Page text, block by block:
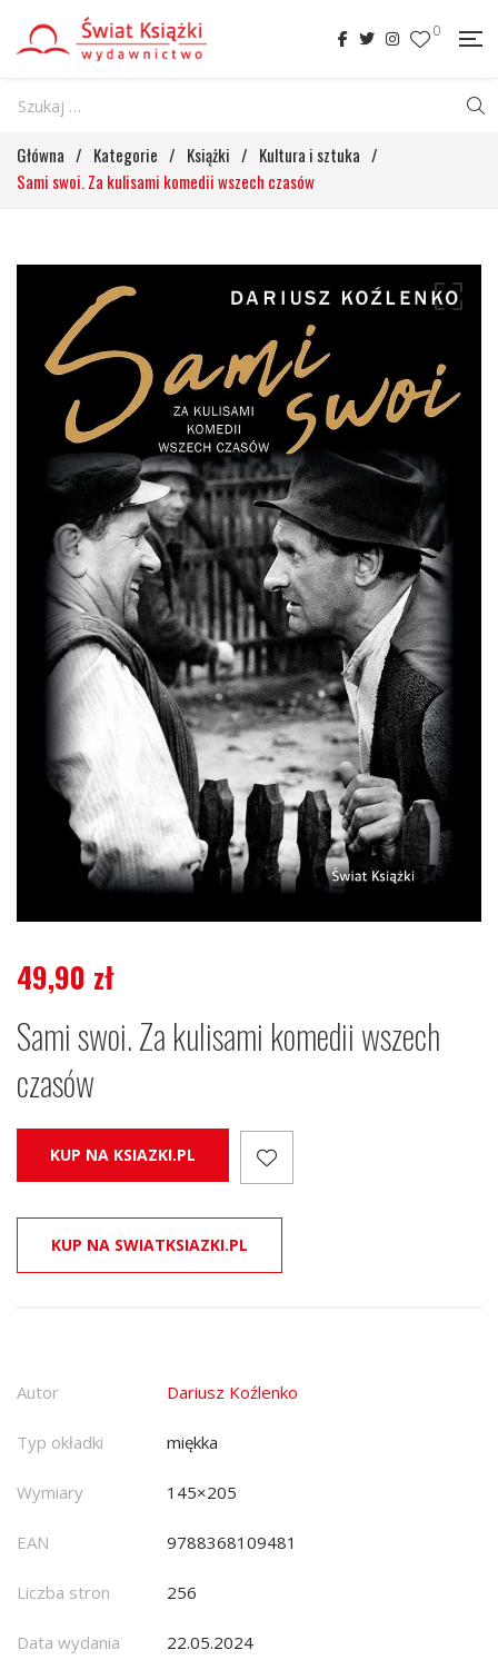
0
Główna / Kategorie / Książki / Kultura i sztuka /
Sami swoi. Za kulisami komedii wszech czasów
49,90 zł
Sami swoi. Za kulisami komedii wszech
czasów
KUP NA KSIAZKI.PL
KUP NA SWIATKSIAZKI.PL
Autor Dariusz Koźlenko
Typ okładki miękka
Wymiary 145×205
EAN 9788368109481
Liczba stron 256
Data wydania 22.05.2024